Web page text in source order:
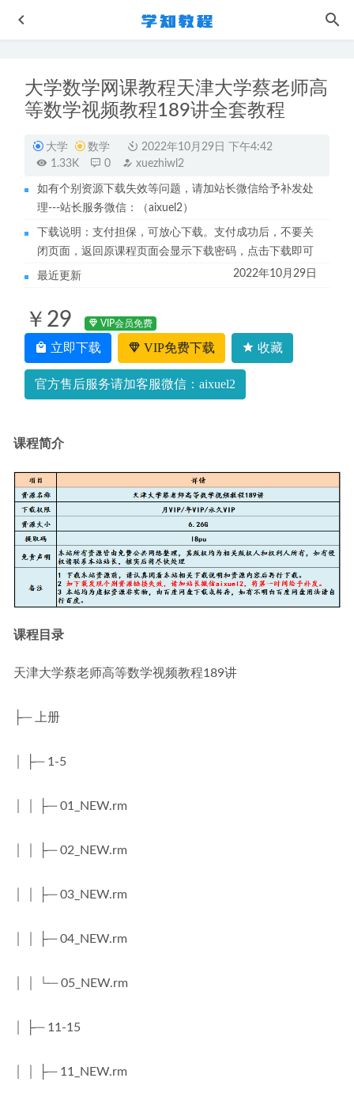
大学数学网课教程天津大学蔡老师高
等数学视频教程189讲全套教程
大学 数学
2022年10月29日 下午4:42
1.33K
0 xuezhiwl2
如有个别资源下载失效等问题，请加站长微信给予补发处
理---站长服务微信：（aixuel2）
下载说明：支付担保，可放心下载。支付成功后，不要关
闭页面，返回原课程页面会显示下载密码，点击下载即可
最近更新 2022年10月29日
￥29 VIP会员免费
立即下载 VIP免费下载 收藏
官方售后服务请加客服微信：aixuel2
课程简介
课程目录
天津大学蔡老师高等数学视频教程189讲
├─ 上册
│ ├─ 1-5
│ │ ├─ 01_NEW.rm
│ │ ├─ 02_NEW.rm
│ │ ├─ 03_NEW.rm
│ │ ├─ 04_NEW.rm
│ │ └─ 05_NEW.rm
│ ├─ 11-15
│ │ ├─ 11_NEW.rm
猿辅导高中化学网课教程22年【廖耀华】高三化学A+视频
教程+讲义 2022-08-19
作业帮王瑾高三化学a全年班（暑/秋/寒/春班/密训班）
2023-10-03
作业帮2023聂宁高二英语a+春季班
2023-07-31
拾伍课堂小升初中语文视频教程+讲义